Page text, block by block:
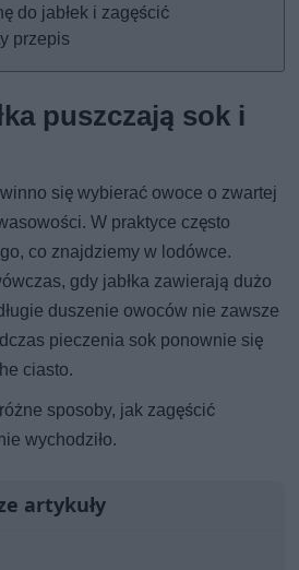
do jabłek i zagęścić
przepis
puszczają sok i
się wybierać owoce o zwartej
W praktyce często
co znajdziemy w lodówce.
gdy jabłka zawierają dużo
duszenie owoców nie zawsze
pieczenia sok ponownie się
ciasto.
sposoby, jak zagęścić
wychodziło.
artykuły